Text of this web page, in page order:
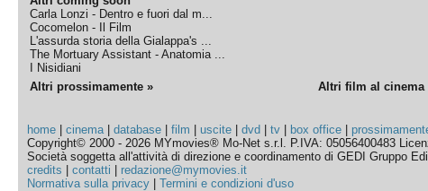
Carla Lonzi - Dentro e fuori dal m...
Cocomelon - Il Film
L'assurda storia della Gialappa's ...
The Mortuary Assistant - Anatomia ...
I Nisidiani
Altri prossimamente » Altri film al cinema
home |cinema|database |film |uscite |dvd |tv box office
Copyright© 2000 - 2026 MYmovies® Mo-Net s.r.l. P.IVA: 05056400483
Società soggetta all'attività di direzione e coordinamento di GEDI Gruppo
credits |contatti
redazione@mymovies.it
Normativa sulla privacy |Termini e condizioni d'uso